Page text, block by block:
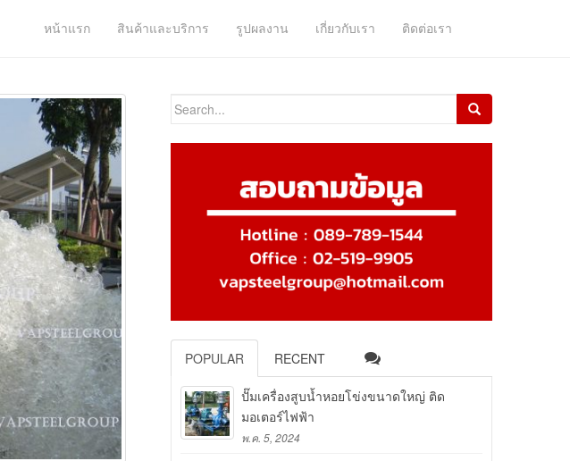
หน้าแรก สินค้าและบริการ รูปผลงาน เกี่ยวกับเรา ติดต่อเรา
Search for:
POPULAR RECENT
ปั๊มเครื่องสูบน้ำหอยโข่งขนาดใหญ่ ติด
มอเตอร์ไฟฟ้า
พ.ค. 5, 2024